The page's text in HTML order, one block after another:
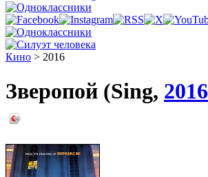
Кино > 2016
Зверопой (Sing, 2016